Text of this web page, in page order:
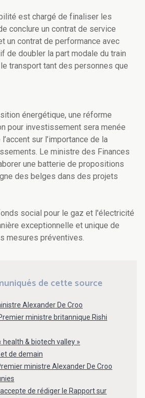
est chargé de finaliser les
conclure un contrat de service
un contrat de performance avec
de doubler la part modale du train
transport tant des personnes que
énergétique, une réforme
pour investissement sera menée
sur l’importance de la
Le ministre des Finances
une batterie de propositions
des belges dans des projets
social pour le gaz et l'électricité
exceptionnelle et unique de
mesures préventives.
de cette source
Alexander De Croo
ministre britannique Rishi
health & biotech valley »
et de demain
ministre Alexander De Croo
de rédiger le Rapport sur